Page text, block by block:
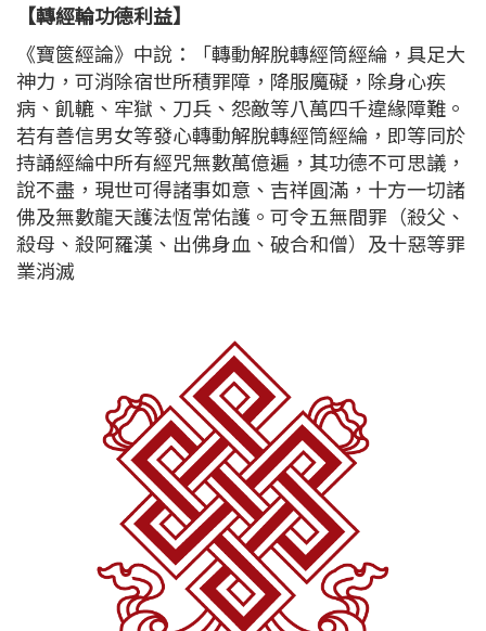
【轉經輪功德利益】
《寶篋經論》中說：「轉動解脫轉經筒經綸，具足大
神力，可消除宿世所積罪障，降服魔礙，除身心疾
病、飢轆、牢獄、刀兵、怨敵等八萬四千違緣障難。
若有善信男女等發心轉動解脫轉經筒經綸，即等同於
持誦經綸中所有經咒無數萬億遍，其功德不可思議，
說不盡，現世可得諸事如意、吉祥圓滿，十方一切諸
佛及無數龍天護法恆常佑護。可令五無間罪（殺父、
殺母、殺阿羅漢、出佛身血、破合和僧）及十惡等罪
業消滅